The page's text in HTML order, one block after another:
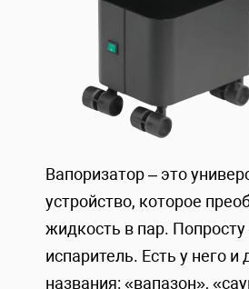
Вапоризатор – это
устройство, которое
жидкость в пар. Попросту
испаритель. Есть у него и
названия: «вапазон»,